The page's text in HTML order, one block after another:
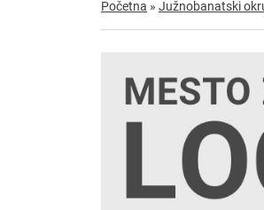
Početna » Južnobanatski